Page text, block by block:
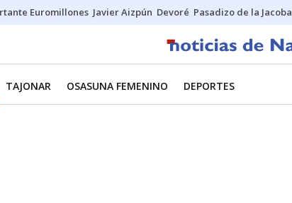
Euromillones Javier Aizpún Devoré Pasadizo de la Jacoba
TAJONAR OSASUNA FEMENINO DEPORTES